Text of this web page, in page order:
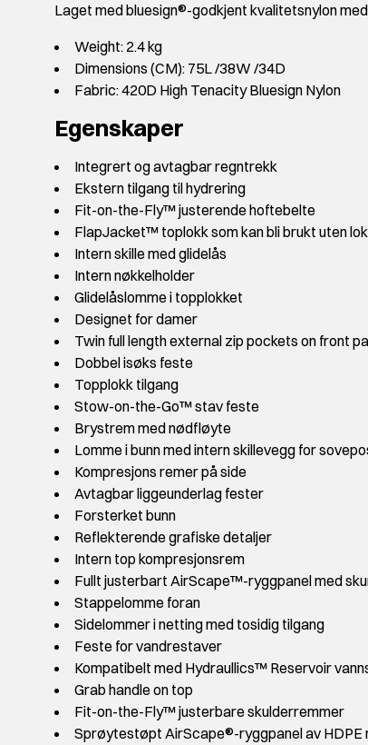
Laget med bluesign®-godkjent kvalitetsnylon
Weight: 2.4 kg
Dimensions (CM): 75L /38W /34D
Fabric: 420D High Tenacity Bluesign Nylon
Egenskaper
Integrert og avtagbar regntrekk
Ekstern tilgang til hydrering
Fit-on-the-Fly™ justerende hoftebelte
FlapJacket™ toplokk som kan bli brukt uten
Intern skille med glidelås
Intern nøkkelholder
Glidelåslomme i topplokket
Designet for damer
Twin full length external zip pockets on front
Dobbel isøks feste
Topplokk tilgang
Stow-on-the-Go™ stav feste
Brystrem med nødfløyte
Lomme i bunn med intern skillevegg for
Kompresjons remer på side
Avtagbar liggeunderlag fester
Forsterket bunn
Reflekterende grafiske detaljer
Intern top kompresjonsrem
Fullt justerbart AirScape™-ryggpanel med
Stappelomme foran
Sidelommer i netting med tosidig tilgang
Feste for vandrestaver
Kompatibelt med Hydraullics™ Reservoir
Grab handle on top
Fit-on-the-Fly™ justerbare skulderremmer
Sprøytestøpt AirScape®-ryggpanel av HDPE